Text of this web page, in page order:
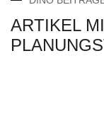
ARTIKEL